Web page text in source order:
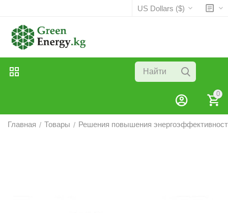
US Dollars ($)
0
Главная / Товары / Решения повышения